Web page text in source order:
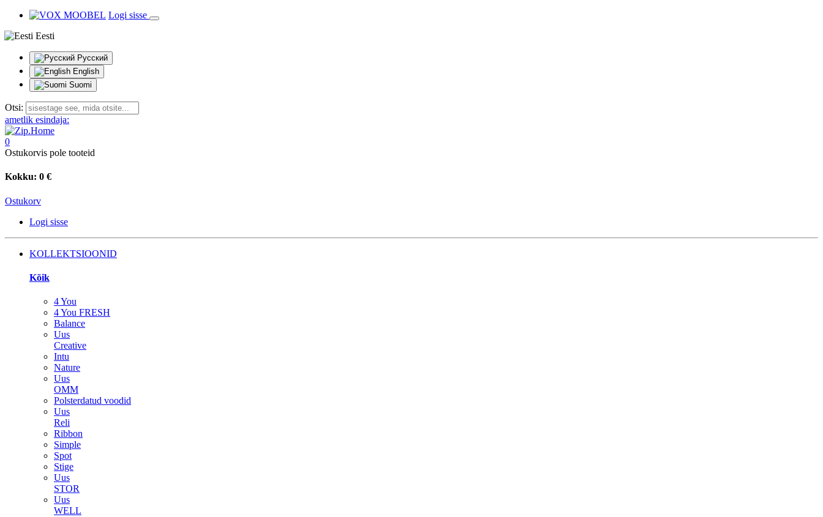
Logi sisse
Eesti
Русский
English
Suomi
Otsi:
ametlik esindaja:
0
Ostukorvis pole tooteid
Kokku: 0 €
Ostukorv
Logi sisse
KOLLEKTSIOONID
Kõik
4 You
4 You FRESH
Balance
Uus
Creative
Intu
Nature
Uus
OMM
Polsterdatud voodid
Uus
Reli
Ribbon
Simple
Spot
Stige
Uus
STOR
Uus
WELL